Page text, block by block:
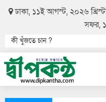
ঢাকা, ১১ই আগস্ট, ২০২৬
সফর,